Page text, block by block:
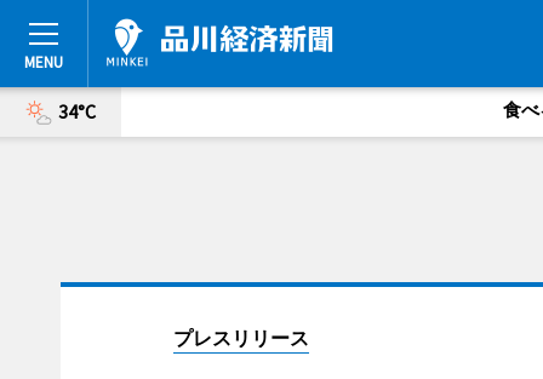
34°C 食べ
プレスリリース